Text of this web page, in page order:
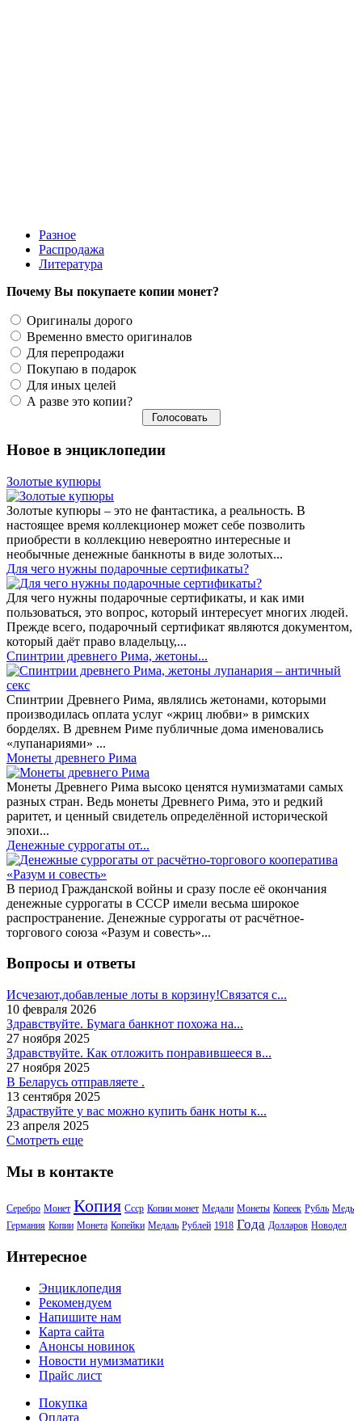
Разное
Распродажа
Литература
Почему Вы покупаете копии монет?
Оригиналы дорого
Временно вместо оригиналов
Для перепродажи
Покупаю в подарок
Для иных целей
А разве это копии?
Новое в энциклопедии
Золотые купюры
Золотые купюры – это не фантастика, а реальность. В
настоящее время коллекционер может себе позволить
приобрести в коллекцию невероятно интересные и
необычные денежные банкноты в виде золотых...
​Для чего нужны подарочные сертификаты?
Для чего нужны подарочные сертификаты, и как ими
пользоваться, это вопрос, который интересует многих людей.
Прежде всего, подарочный сертификат являются документом,
который даёт право владельцу,...
Спинтрии древнего Рима, жетоны...
Спинтрии Древнего Рима, являлись жетонами, которыми
производилась оплата услуг «жриц любви» в римских
борделях. В древнем Риме публичные дома именовались
«лупанариями» ...
Монеты древнего Рима
Монеты Древнего Рима высоко ценятся нумизматами самых
разных стран. Ведь монеты Древнего Рима, это и редкий
раритет, и ценный свидетель определённой исторической
эпохи...
Денежные суррогаты от...
В период Гражданской войны и сразу после её окончания
денежные суррогаты в СССР имели весьма широкое
распространение. Денежные суррогаты от расчётное-
торгового союза «Разум и совесть»...
Вопросы и ответы
Исчезают,добавленые лоты в корзину!Связатся с...
10 февраля 2026
Здравствуйте. Бумага банкнот похожа на...
27 ноября 2025
Здравствуйте. Как отложить понравившееся в...
27 ноября 2025
В Беларусь отправляете .
13 сентября 2025
Здраствуйте у вас можно купить банк ноты к...
23 апреля 2025
Смотреть еще
Мы в контакте
Серебро Монет Копия Ссср Копии монет Медали Монеты Копеек Рубль Медь
Германия Копии Монета Копейки Медаль Рублей 1918 Года Долларов Новодел
Интересное
Энциклопедия
Рекомендуем
Напишите нам
Карта сайта
Анонсы новинок
Новости нумизматики
Прайс лист
Покупка
Оплата